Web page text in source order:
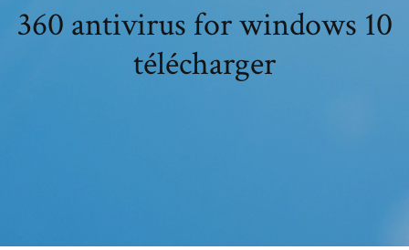
360 antivirus for windows 10
télécharger